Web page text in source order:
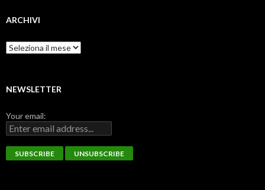
ARCHIVI
Archivi
NEWSLETTER
Your email: